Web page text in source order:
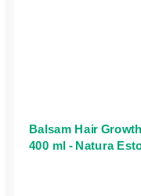
Balsam Hair
400 ml - Natura